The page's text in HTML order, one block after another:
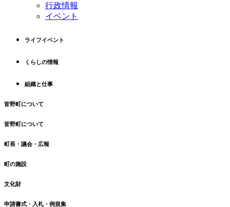
行政情報
イベント
ライフイベント
くらしの情報
組織と仕事
皆野町について
皆野町について
町長・議会・広報
町の施設
文化財
申請書式・入札・例規集